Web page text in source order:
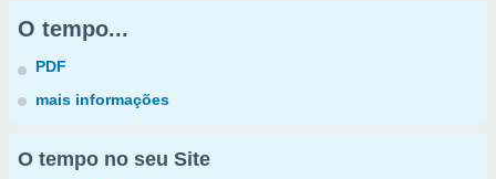
O tempo...
PDF
mais informações
O tempo no seu Site